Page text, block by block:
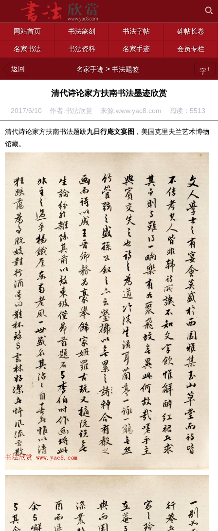
网站首页 书法篆刻 书法字帖 碑帖长卷
名家书法 书法资料 名家手迹 会员专栏
返回 名家手迹 >书法题签 字+
清代诗论家方扶南书法墨迹欣赏
2017/6/10 作者:书法欣赏 来源:www.yac8.com 阅读： 5513
清代诗论家方扶南书法题跋九日行庵文宴图 ，美国克里夫兰艺术博物
馆藏。